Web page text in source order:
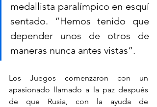
medallista paralímpico en esquí
sentado. “Hemos tenido que
depender unos de otros de
maneras nunca antes vistas”.
Los Juegos comenzaron con un
apasionado llamado a la paz después
de que Rusia, con la ayuda de